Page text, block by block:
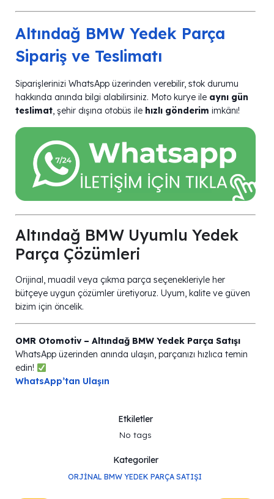
Altındağ BMW Yedek Parça
Sipariş ve Teslimatı
Siparişlerinizi WhatsApp üzerinden verebilir, stok durumu
hakkında anında bilgi alabilirsiniz. Moto kurye ile aynı gün
teslimat, şehir dışına otobüs ile hızlı gönderim imkânı!
Altındağ BMW Uyumlu Yedek
Parça Çözümleri
Orijinal, muadil veya çıkma parça seçenekleriyle her
bütçeye uygun çözümler üretiyoruz. Uyum, kalite ve güven
bizim için öncelik.
OMR Otomotiv – Altındağ BMW Yedek Parça Satışı
WhatsApp üzerinden anında ulaşın, parçanızı hızlıca temin
edin!
WhatsApp’tan Ulaşın
Etkiletler
No tags
Kategoriler
ORJINAL BMW YEDEK PARÇA SATIŞI